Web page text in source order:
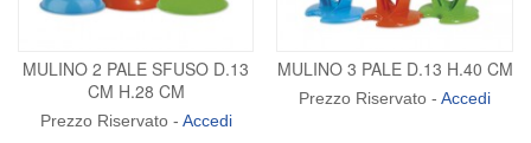
MULINO 2 PALE SFUSO D.13
CM H.28 CM
Prezzo Riservato - Accedi
MULINO 3 PALE D.13 H.40 CM
Prezzo Riservato -Accedi